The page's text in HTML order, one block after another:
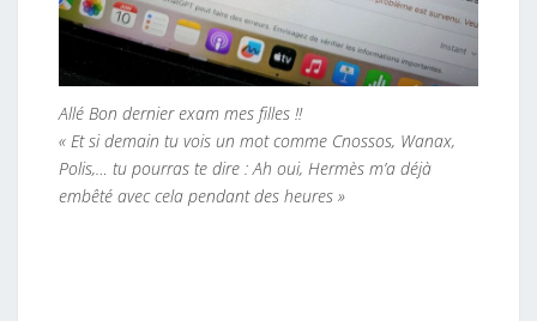
Allé Bon dernier exam mes filles !!
« Et si demain tu vois un mot comme Cnossos, Wanax,
Polis,… tu pourras te dire : Ah oui, Hermès m’a déjà
embêté avec cela pendant des heures »